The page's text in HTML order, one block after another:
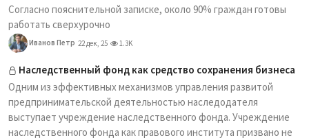
Согласно пояснительной записке, около 90% граждан готовы
работать сверхурочно
Иванов Петр 22 дек, 25 1.3K
Наследственный фонд как средство сохранения бизнеса
Одним из эффективных механизмов управления развитой
предпринимательской деятельностью наследодателя
выступает учреждение наследственного фонда. Учреждение
наследственного фонда как правового института призвано не